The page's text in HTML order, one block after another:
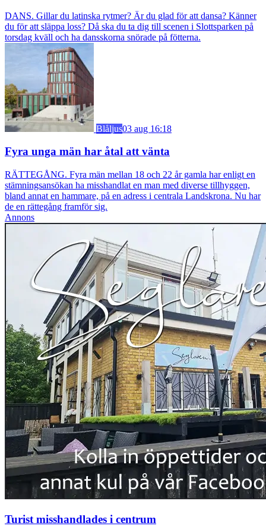
DANS. Gillar du latinska rytmer? Är du glad för att dansa? Känner
du för att släppa loss? Då ska du ta dig till scenen i Slottsparken på
torsdag kväll och ha dansskorna snörade på fötterna.
Blåljus03 aug 16:18
Fyra unga män har åtal att vänta
RÄTTEGÅNG. Fyra män mellan 18 och 22 år gamla har enligt en
stämningsansökan ha misshandlat en man med diverse tillhyggen,
bland annat en hammare, på en adress i centrala Landskrona. Nu har
de en rättegång framför sig.
Annons
Turist misshandlades i centrum